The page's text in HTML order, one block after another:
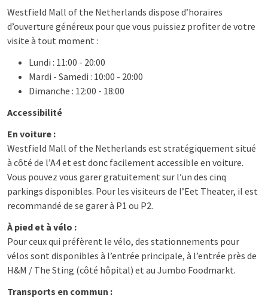
Westfield Mall of the Netherlands dispose d’horaires
d’ouverture généreux pour que vous puissiez profiter de votre
visite à tout moment :
Lundi : 11:00 - 20:00
Mardi - Samedi : 10:00 - 20:00
Dimanche : 12:00 - 18:00
Accessibilité
En voiture :
Westfield Mall of the Netherlands est stratégiquement situé
à côté de l’A4 et est donc facilement accessible en voiture.
Vous pouvez vous garer gratuitement sur l’un des cinq
parkings disponibles. Pour les visiteurs de l’Eet Theater, il est
recommandé de se garer à P1 ou P2.
À pied et à vélo :
Pour ceux qui préfèrent le vélo, des stationnements pour
vélos sont disponibles à l’entrée principale, à l’entrée près de
H&M / The Sting (côté hôpital) et au Jumbo Foodmarkt.
Transports en commun :